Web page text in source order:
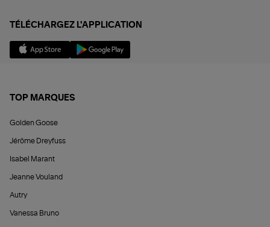
TÉLÉCHARGEZ L'APPLICATION
TOP MARQUES
Golden Goose
Jérôme Dreyfuss
Isabel Marant
Jeanne Vouland
Autry
Vanessa Bruno